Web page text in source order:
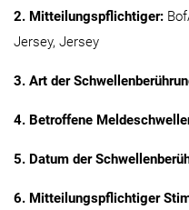
2. Mitteilungspflichtiger:
Jersey, Jersey
3. Art der
4. Betroffene
5. Datum der
6. Mitteilungspflichtiger